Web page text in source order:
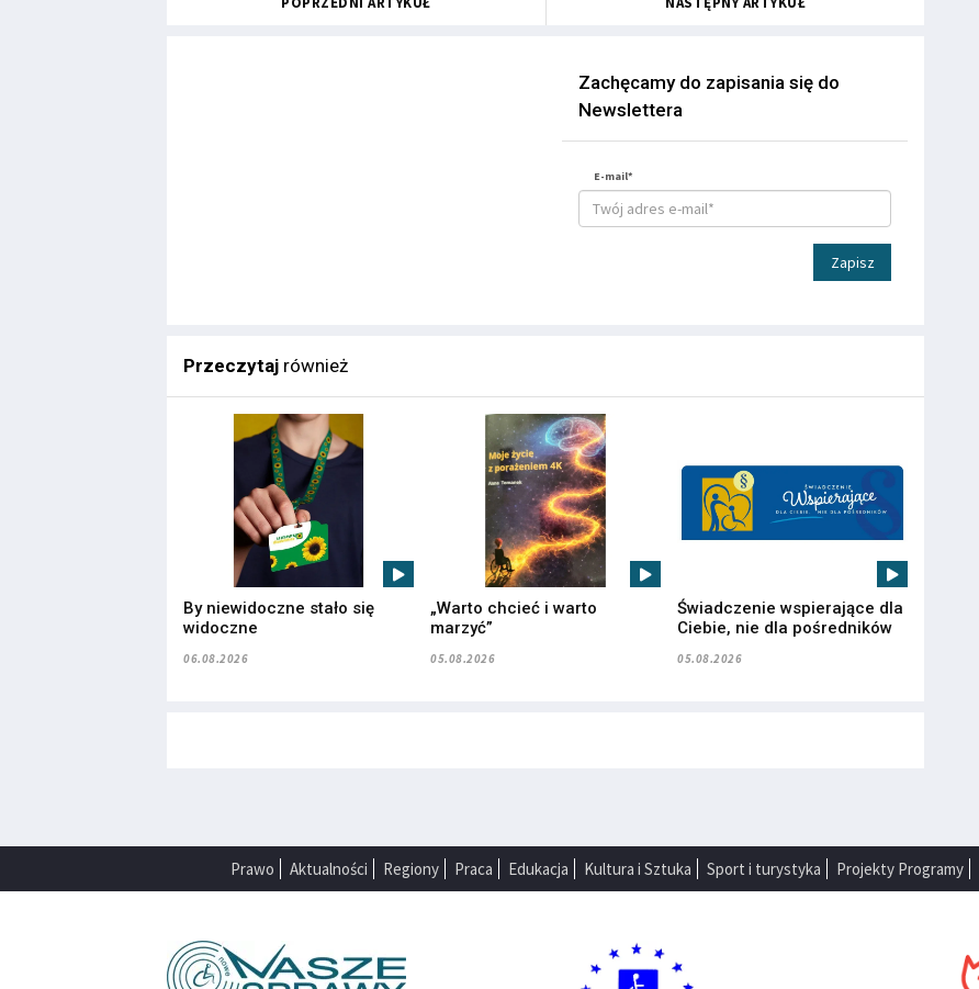
Zachęcamy do zapisania się do
Newslettera
E-mail*
Zapisz
Przeczytaj również
By niewidoczne stało się
widoczne
06.08.2026
„Warto chcieć i warto
marzyć”
05.08.2026
Świadczenie wspierające dla
Ciebie, nie dla pośredników
05.08.2026
Prawo Aktualności Regiony Praca Edukacja Kultura i Sztuka Sport i turystyka Projekty Programy